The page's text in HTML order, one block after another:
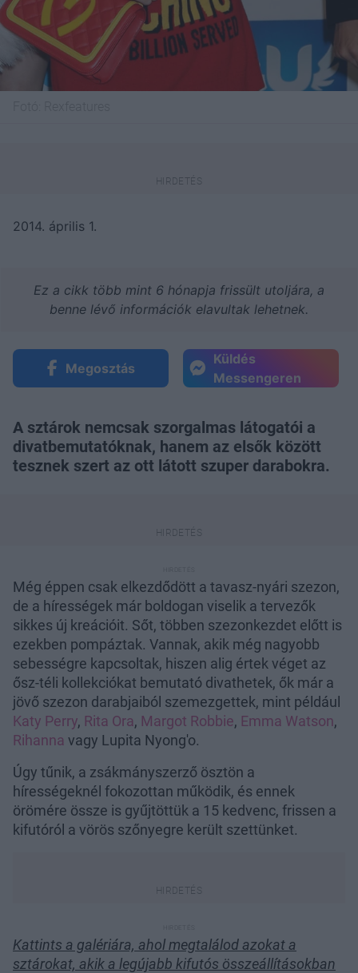
2014. április 1.
Ez a cikk több mint 6 hónapja frissült utoljára, a
benne lévő információk elavultak lehetnek.
Megosztás
Küldés
Messengeren
A sztárok nemcsak szorgalmas látogatói a
divatbemutatóknak, hanem az elsők között
tesznek szert az ott látott szuper darabokra.
Még éppen csak elkezdődött a tavasz-nyári szezon,
de a hírességek már boldogan viselik a tervezők
sikkes új kreációit. Sőt, többen szezonkezdet előtt is
ezekben pompáztak. Vannak, akik még nagyobb
sebességre kapcsoltak, hiszen alig értek véget az
ősz-téli kollekciókat bemutató divathetek, ők már a
jövő szezon darabjaiból szemezgettek, mint például
Katy Perry, Rita Ora, Margot Robbie, Emma Watson,
Rihanna vagy Lupita Nyong'o.
Úgy tűnik, a zsákmányszerző ösztön a
hírességeknél fokozottan működik, és ennek
örömére össze is gyűjtöttük a 15 kedvenc, frissen a
kifutóról a vörös szőnyegre került szettünket.
Kattints a galériára, ahol megtalálod azokat a
sztárokat, akik a legújabb kifutós összeállításokban